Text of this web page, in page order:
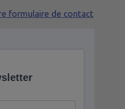
formulaire de contact